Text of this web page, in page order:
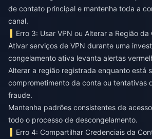
de contato principal e mantenha toda a
canal.
Erro 3: Usar VPN ou Alterar a Região da
Ativar serviços de VPN durante uma
congelamento ativa levanta alertas
Alterar a região registrada enquanto está
comprometimento da conta ou tentativas
fraude.
Mantenha padrões consistentes de
todo o processo de descongelamento.
Erro 4: Compartilhar Credenciais da